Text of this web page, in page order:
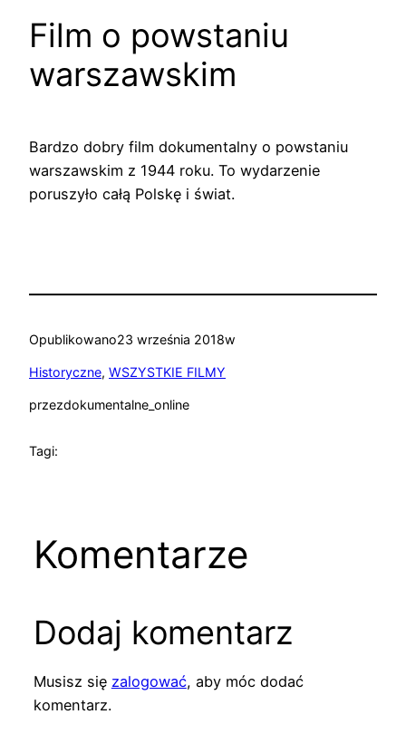
Film o powstaniu
warszawskim
Bardzo dobry film dokumentalny o powstaniu
warszawskim z 1944 roku. To wydarzenie
poruszyło całą Polskę i świat.
Opublikowano23 września 2018w
Historyczne, WSZYSTKIE FILMY
przezdokumentalne_online
Tagi:
Komentarze
Dodaj komentarz
Musisz się zalogować, aby móc dodać
komentarz.